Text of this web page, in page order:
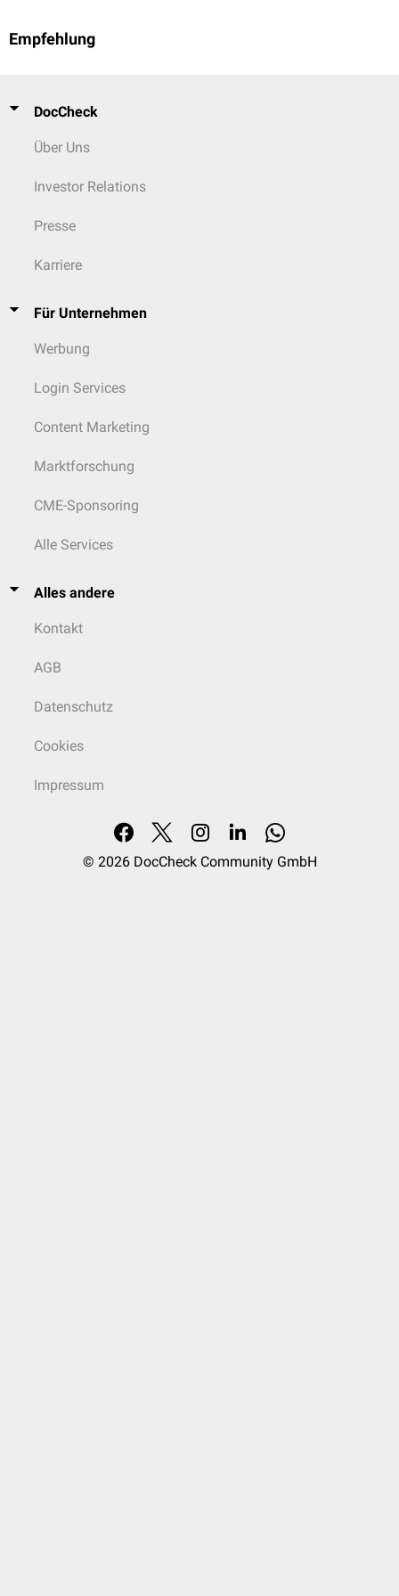
Empfehlung
DocCheck
Über Uns
Investor Relations
Presse
Karriere
Für Unternehmen
Werbung
Login Services
Content Marketing
Marktforschung
CME-Sponsoring
Alle Services
Alles andere
Kontakt
AGB
Datenschutz
Cookies
Impressum
© 2026 DocCheck Community GmbH